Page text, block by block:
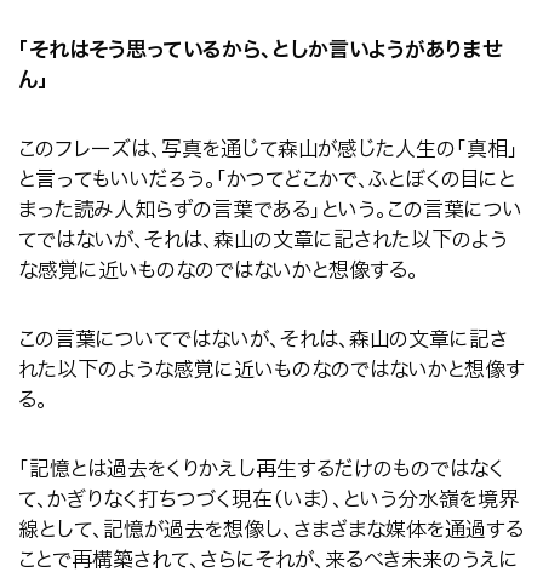
「それはそう思っているから、としか言いようがありませ
ん」
このフレーズは、写真を通じて森山が感じた人生の「真相」
と言ってもいいだろう。「かつてどこかで、ふとぼくの目にと
まった読み人知らずの言葉である」という。この言葉につい
てではないが、それは、森山の文章に記された以下のよう
な感覚に近いものなのではないかと想像する。
この言葉についてではないが、それは、森山の文章に記さ
れた以下のような感覚に近いものなのではないかと想像す
る。
「記憶とは過去をくりかえし再生するだけのものではなく
て、かぎりなく打ちつづく現在（いま）、という分水嶺を境界
線として、記憶が過去を想像し、さまざまな媒体を通過する
ことで再構築されて、さらにそれが、来るべき未来のうえに